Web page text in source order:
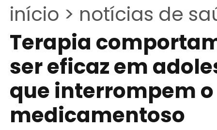
início > notícias de
Terapia
ser eficaz em
que interrompem
medicamentoso